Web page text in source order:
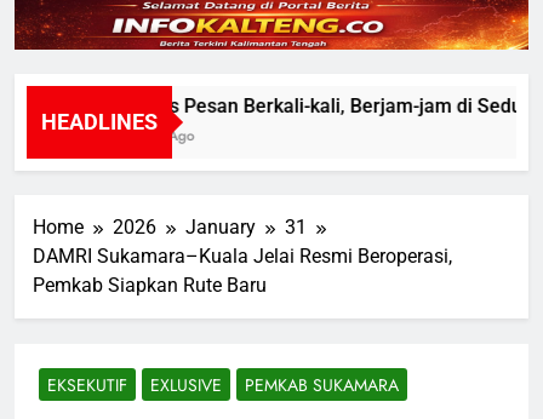
HEADLINES
Tak Harus Pesan Berkali-kali, Berjam-jam di Seduh
34 Minutes Ago
Home 2026 January
31
DAMRI Sukamara–Kuala Jelai Resmi Beroperasi,
Pemkab Siapkan Rute Baru
EKSEKUTIF EXLUSIVE PEMKAB SUKAMARA